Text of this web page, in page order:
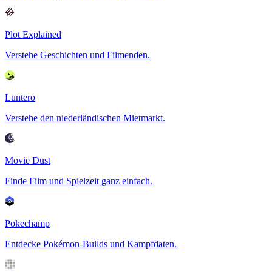
Plot Explained
Verstehe Geschichten und Filmenden.
Luntero
Verstehe den niederländischen Mietmarkt.
Movie Dust
Finde Film und Spielzeit ganz einfach.
Pokechamp
Entdecke Pokémon-Builds und Kampfdaten.